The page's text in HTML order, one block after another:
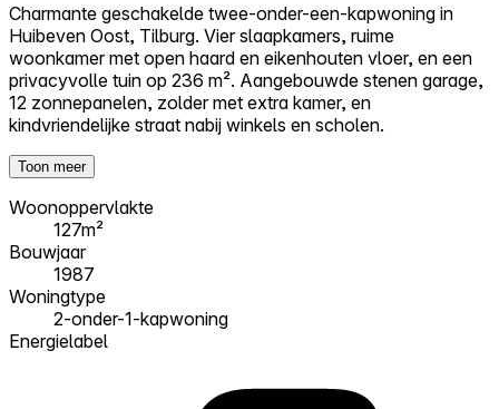
Charmante geschakelde twee-onder-een-kapwoning in
Huibeven Oost, Tilburg. Vier slaapkamers, ruime
woonkamer met open haard en eikenhouten vloer, en een
privacyvolle tuin op 236 m². Aangebouwde stenen garage,
12 zonnepanelen, zolder met extra kamer, en
kindvriendelijke straat nabij winkels en scholen.
Toon meer
Woonoppervlakte
127m²
Bouwjaar
1987
Woningtype
2-onder-1-kapwoning
Energielabel